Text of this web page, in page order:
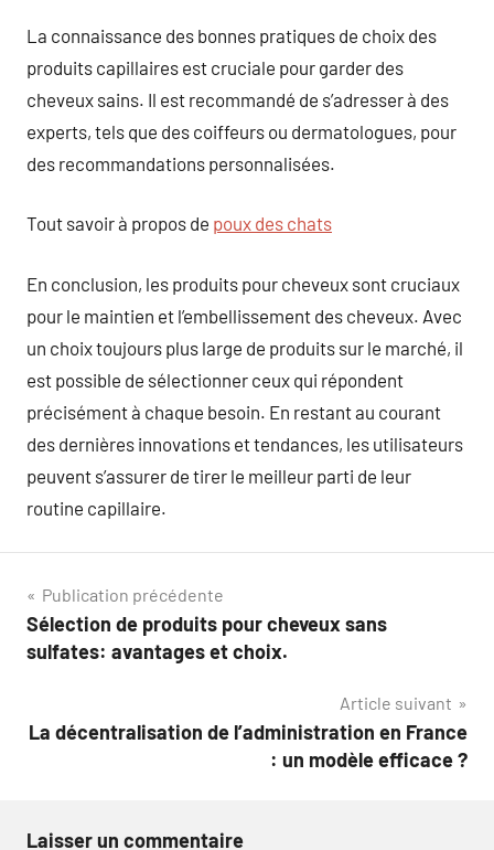
La connaissance des bonnes pratiques de choix des
produits capillaires est cruciale pour garder des
cheveux sains. Il est recommandé de s’adresser à des
experts, tels que des coiffeurs ou dermatologues, pour
des recommandations personnalisées.
Tout savoir à propos de poux des chats
En conclusion, les produits pour cheveux sont cruciaux
pour le maintien et l’embellissement des cheveux. Avec
un choix toujours plus large de produits sur le marché, il
est possible de sélectionner ceux qui répondent
précisément à chaque besoin. En restant au courant
des dernières innovations et tendances, les utilisateurs
peuvent s’assurer de tirer le meilleur parti de leur
routine capillaire.
Navigation
de
Publication précédente
Sélection de produits pour cheveux sans
sulfates: avantages et choix.
Article suivant
La décentralisation de l’administration en France
: un modèle efficace ?
Laisser un commentaire